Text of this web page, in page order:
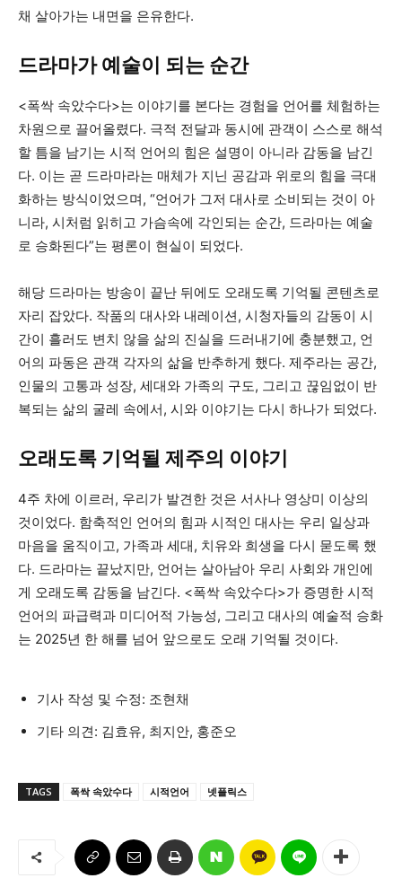
채 살아가는 내면을 은유한다.
드라마가 예술이 되는 순간
<폭싹 속았수다>는 이야기를 본다는 경험을 언어를 체험하는
차원으로 끌어올렸다. 극적 전달과 동시에 관객이 스스로 해석
할 틈을 남기는 시적 언어의 힘은 설명이 아니라 감동을 남긴
다. 이는 곧 드라마라는 매체가 지닌 공감과 위로의 힘을 극대
화하는 방식이었으며, “언어가 그저 대사로 소비되는 것이 아
니라, 시처럼 읽히고 가슴속에 각인되는 순간, 드라마는 예술
로 승화된다”는 평론이 현실이 되었다.
해당 드라마는 방송이 끝난 뒤에도 오래도록 기억될 콘텐츠로
자리 잡았다. 작품의 대사와 내레이션, 시청자들의 감동이 시
간이 흘러도 변치 않을 삶의 진실을 드러내기에 충분했고, 언
어의 파동은 관객 각자의 삶을 반추하게 했다. 제주라는 공간,
인물의 고통과 성장, 세대와 가족의 구도, 그리고 끊임없이 반
복되는 삶의 굴레 속에서, 시와 이야기는 다시 하나가 되었다.
오래도록 기억될 제주의 이야기
4주 차에 이르러, 우리가 발견한 것은 서사나 영상미 이상의
것이었다. 함축적인 언어의 힘과 시적인 대사는 우리 일상과
마음을 움직이고, 가족과 세대, 치유와 희생을 다시 묻도록 했
다. 드라마는 끝났지만, 언어는 살아남아 우리 사회와 개인에
게 오래도록 감동을 남긴다. <폭싹 속았수다>가 증명한 시적
언어의 파급력과 미디어적 가능성, 그리고 대사의 예술적 승화
는 2025년 한 해를 넘어 앞으로도 오래 기억될 것이다.
기사 작성 및 수정: 조현채
기타 의견: 김효유, 최지안, 홍준오
TAGS 폭싹 속았수다 시적언어 넷플릭스